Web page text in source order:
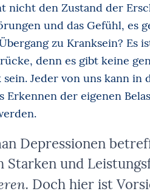
nicht den Zustand der
und das Gefühl, es
zu Kranksein? Es
denn es gibt keine
Jeder von uns kann in
Erkennen der eigenen
Depressionen
Starken und
Doch hier ist